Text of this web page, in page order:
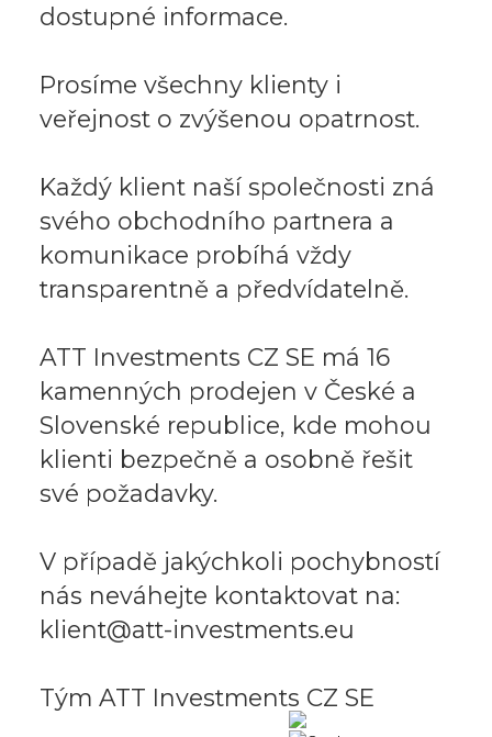
dostupné informace.
Prosíme všechny klienty i
veřejnost o zvýšenou opatrnost.
Každý klient naší společnosti zná
svého obchodního partnera a
komunikace probíhá vždy
transparentně a předvídatelně.
ATT Investments CZ SE má 16
kamenných prodejen v České a
Slovenské republice, kde mohou
klienti bezpečně a osobně řešit
své požadavky.
V případě jakýchkoli pochybností
nás neváhejte kontaktovat na:
klient@att-investments.eu
Tým ATT Investments CZ SE